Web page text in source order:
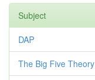
Subject
DAP
The Big Five Theory